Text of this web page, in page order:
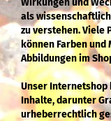
Wirkungen und
als
zu verstehen. Viele
können Farben
Abbildungen im
Unser Internetshop
Inhalte, darunter
urheberrechtlich